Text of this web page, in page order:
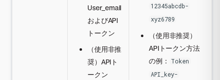
User_email
およびAPI
トークン
（使用非推
奨）APIト
ークン
12345abcdb-
xyz6789
（使用非推奨）
APIトークン方法
の例：
Token
API_key-